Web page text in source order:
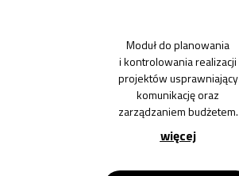
Moduł do planowania
i kontrolowania realizacji
projektów usprawniający
komunikację oraz
zarządzaniem budżetem.
więcej